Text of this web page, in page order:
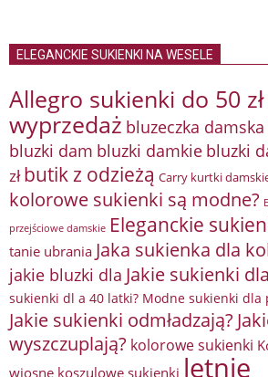
ELEGANCKIE SUKIENKI NA WESELE
Allegro sukienki do 50 zł
wyprzedaż bluzeczka damska
bluzki dam bluzki damkie bluzki
zł butik z odzieżą Carry kurtki
kolorowe sukienki są modne?
przejściowe damskie Eleganckie
tanie ubrania Jaka sukienka dla
jakie bluzki dla Jakie sukienki
sukienki dl a 40 latki? Modne sukienki dla
Jakie sukienki odmładzają?
wyszczuplają? kolorowe sukienki
wiosnę koszulowe sukienki letnie